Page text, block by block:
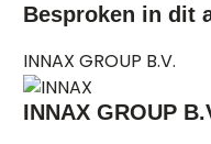
Besproken in dit
INNAX GROUP B.V.
INNAX GROUP